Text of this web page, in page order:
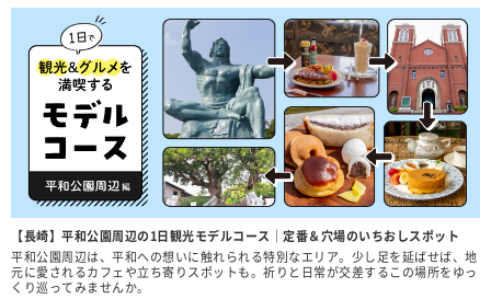
【長崎】平和公園周辺の1日観光モデルコース｜定番＆穴場のいちおしスポット
平和公園周辺は、平和への想いに触れられる特別なエリア。少し足を延ばせば、地
元に愛されるカフェや立ち寄りスポットも。祈りと日常が交差するこの場所をゆっ
くり巡ってみませんか。